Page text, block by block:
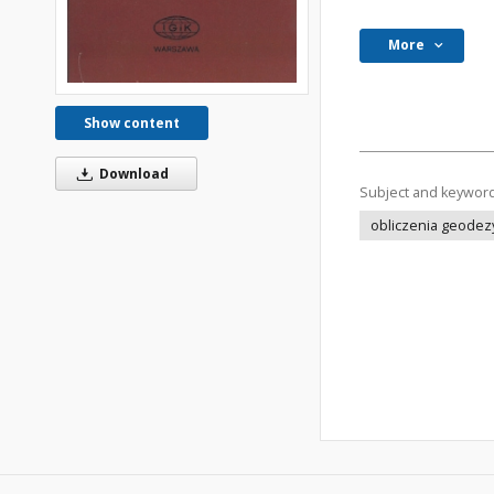
Show content
Download
More
Subject and
obliczenia